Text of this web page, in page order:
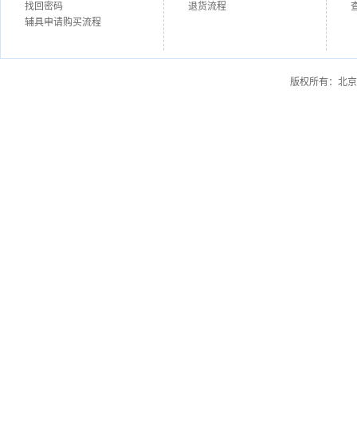
找回密码
辅具申请购买流程
退货流程
版权所有：北